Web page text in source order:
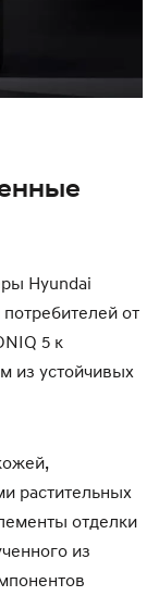
Hyundai
от
5 к
из устойчивых
растительных
отделки
из